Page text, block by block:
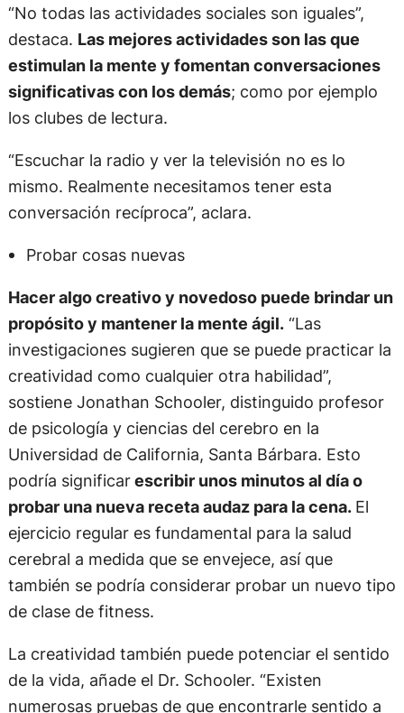
“No todas las actividades sociales son iguales”,
destaca. Las mejores actividades son las que
estimulan la mente y fomentan conversaciones
significativas con los demás; como por ejemplo
los clubes de lectura.
“Escuchar la radio y ver la televisión no es lo
mismo. Realmente necesitamos tener esta
conversación recíproca”, aclara.
Probar cosas nuevas
Hacer algo creativo y novedoso puede brindar un
propósito y mantener la mente ágil.“Las
investigaciones sugieren que se puede practicar la
creatividad como cualquier otra habilidad”,
sostiene Jonathan Schooler, distinguido profesor
de psicología y ciencias del cerebro en la
Universidad de California, Santa Bárbara. Esto
podría significarescribir unos minutos al día o
probar una nueva receta audaz para la cena. El
ejercicio regular es fundamental para la salud
cerebral a medida que se envejece, así que
también se podría considerar probar un nuevo tipo
de clase de fitness.
La creatividad también puede potenciar el sentido
de la vida, añade el Dr. Schooler. “Existen
numerosas pruebas de que encontrarle sentido a